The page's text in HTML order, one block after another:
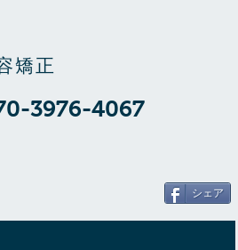
矯正
3976-4067
シェア